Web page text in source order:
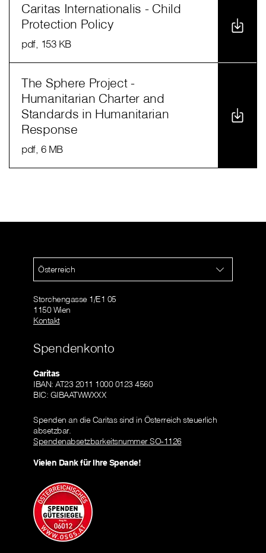
Caritas Internationalis - Child
Protection Policy
pdf, 153 KB
The Sphere Project -
Humanitarian Charter and
Standards in Humanitarian
Response
pdf, 6 MB
Österreich
Storchengasse 1/E1 05
1150 Wien
Kontakt
Spendenkonto
Caritas
IBAN: AT23 2011 1000 0123 4560
BIC: GIBAATWWXXX
Spenden an die Caritas sind in Österreich steuerlich
absetzbar.
Spendenabsetzbarkeitsnummer SO-1126
Vielen Dank für Ihre Spende!